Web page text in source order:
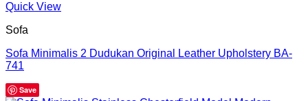
Quick View
Sofa
Sofa Minimalis 2 Dudukan Original Leather Upholstery BA-
741
Save